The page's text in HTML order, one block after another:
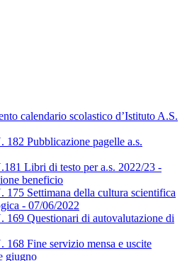
calendario scolastico d’Istituto A.S.
182 Pubblicazione pagelle a.s.
Libri di testo per a.s. 2022/23 -
beneficio
175 Settimana della cultura scientifica
- 07/06/2022
169 Questionari di autovalutazione di
168 Fine servizio mensa e uscite
giugno